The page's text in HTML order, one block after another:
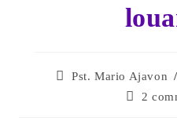
Pst. Mario Ajavon
2